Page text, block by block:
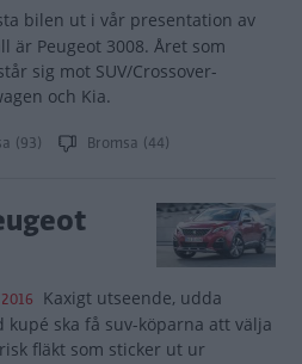
bilen ut i vår presentation av
är Peugeot 3008. Året som
sig mot SUV/Crossover-
och Kia.
(93) Bromsa (44)
Kaxigt utseende, udda
ska få suv-köparna att välja
fläkt som sticker ut ur